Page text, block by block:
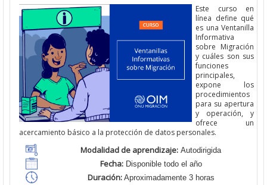
Este curso en
línea define qué
es una Ventanilla
Informativa
sobre Migración
y cuáles son sus
funciones
principales,
expone los
procedimientos
para su apertura
y operación, y
ofrece un
acercamiento básico a la protección de datos personales.
Modalidad de aprendizaje: Autodirigida
Fecha:Disponible todo el año
Duración: Aproximadamente 3 horas